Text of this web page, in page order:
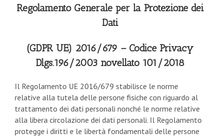
Regolamento Generale per la Protezione dei
Dati
(GDPR UE) 2016/679 – Codice Privacy
Dlgs.196/2003 novellato 101/2018
Il Regolamento UE 2016/679 stabilisce le norme
relative alla tutela delle persone fisiche con riguardo al
trattamento dei dati personali nonché le norme relative
alla libera circolazione dei dati personali. Il Regolamento
protegge i diritti e le libertà fondamentali delle persone